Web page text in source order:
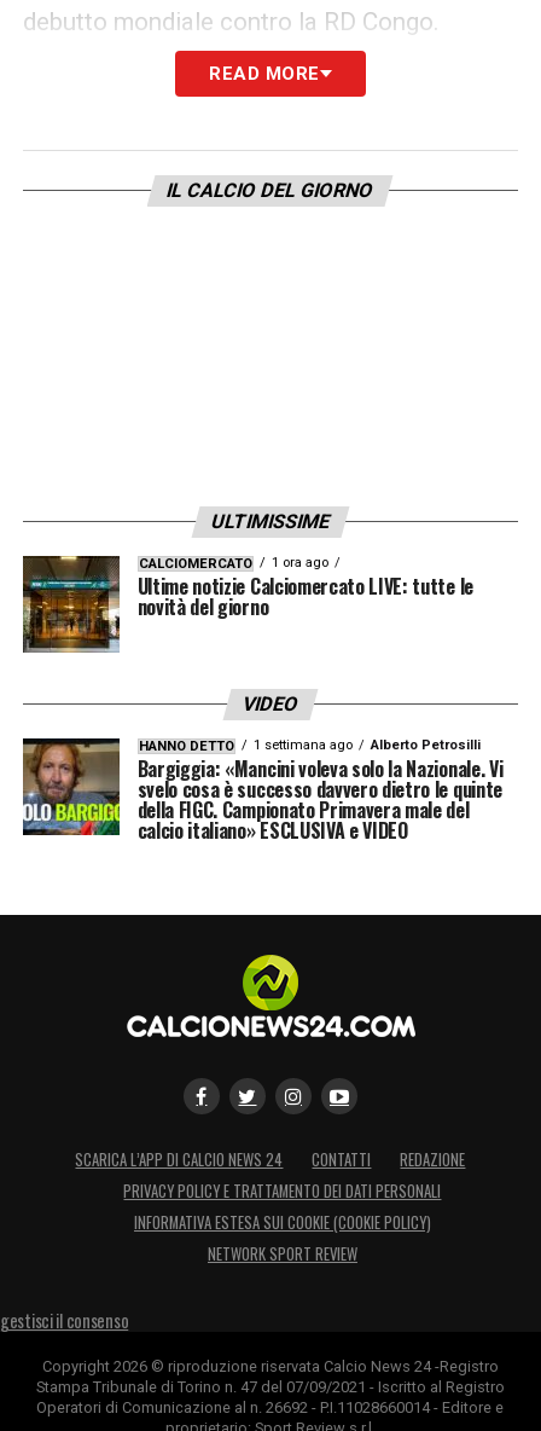
debutto mondiale contro la RD Congo.
Stop precauzionale: obiettivo
Le parole del CT lasciano però intendere che
giocare. Non è il momento di prendere
rischi: stiamo lavorando con lui e ha più
senso che continui il suo percorso di
recupero piuttosto che scendere in campo
READ MORE
IL CALCIO DEL GIORNO
ULTIMISSIME
CALCIOMERCATO 1 ora ago
Ultime notizie Calciomercato LIVE: tutte le
novità del giorno
VIDEO
HANNO DETTO 1 settimana ago Alberto Petrosilli
Bargiggia: «Mancini voleva solo la Nazionale. Vi
svelo cosa è successo davvero dietro le quinte
della FIGC. Campionato Primavera male del
calcio italiano» ESCLUSIVA e VIDEO
SCARICA L’APP DI CALCIO NEWS 24 CONTATTI
REDAZIONE
PRIVACY POLICY E TRATTAMENTO DEI DATI PERSONALI
INFORMATIVA ESTESA SUI COOKIE (COOKIE POLICY)
NETWORK SPORT REVIEW
gestisci il consenso
Copyright 2026 © riproduzione riservata Calcio News 24 -Registro
Stampa Tribunale di Torino n. 47 del 07/09/2021 - Iscritto al Registro
Operatori di Comunicazione al n. 26692 - P.I.11028660014 - Editore e